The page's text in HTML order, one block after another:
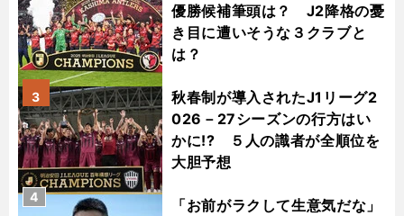
優勝候補筆頭は？ J2降格の憂
き目に遭いそうな３クラブと
は？
秋春制が導入されたJ1リーグ2
026－27シーズンの行方はい
かに!? ５人の識者が全順位を
大胆予想
3
「お前がラクして生意気だな」
4